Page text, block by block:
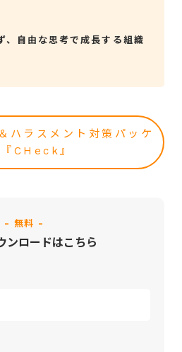
、自由な思考で成長する組織
ハラスメント対策パッケ
CHeck』
- 無料 -
ンロードはこちら